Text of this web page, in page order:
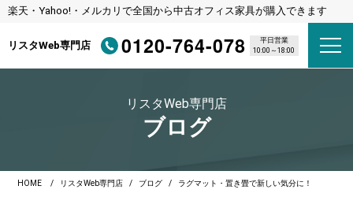
楽天・Yahoo!・メルカリで全国から中古オフィス家具が購入できます
リスタWeb専門店 0120-764-078
平日営業
10:00～18:00
リスタWeb専門店
ブログ
HOME リスタWeb専門店 ブログ ラグマット・置き畳で新しい気分に！